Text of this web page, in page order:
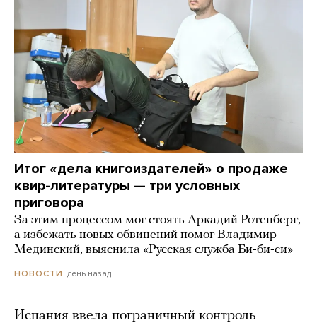
Итог «дела книгоиздателей» о продаже
квир-литературы — три условных
приговора
За этим процессом мог стоять Аркадий Ротенберг,
а избежать новых обвинений помог Владимир
Мединский, выяснила «Русская служба Би-би-си»
НОВОСТИ день назад
Испания ввела пограничный контроль